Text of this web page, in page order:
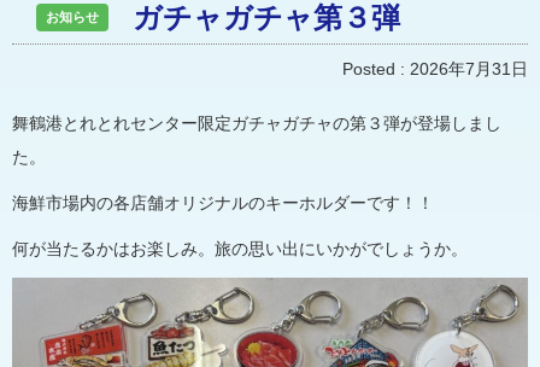
お知らせ ガチャガチャ第３弾
Posted : 2026年7月31日
舞鶴港とれとれセンター限定ガチャガチャの第３弾が登場しまし
た。
海鮮市場内の各店舗オリジナルのキーホルダーです！！
何が当たるかはお楽しみ。旅の思い出にいかがでしょうか。